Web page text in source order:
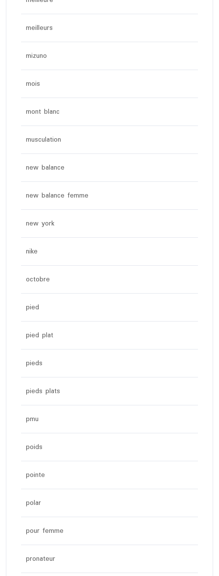
meilleurs
mizuno
mois
mont blanc
musculation
new balance
new balance femme
new york
nike
octobre
pied
pied plat
pieds
pieds plats
pmu
poids
pointe
polar
pour femme
pronateur